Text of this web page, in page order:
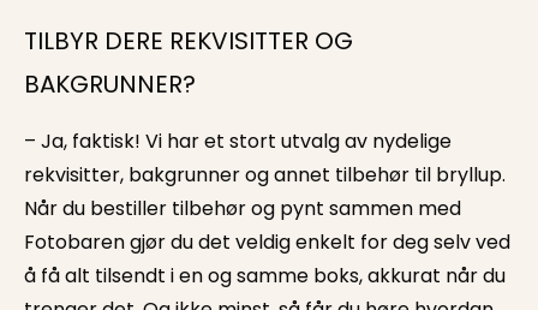
TILBYR DERE REKVISITTER OG
BAKGRUNNER?
– Ja, faktisk! Vi har et stort utvalg av nydelige
rekvisitter, bakgrunner og annet tilbehør til bryllup.
Når du bestiller tilbehør og pynt sammen med
Fotobaren gjør du det veldig enkelt for deg selv ved
å få alt tilsendt i en og samme boks, akkurat når du